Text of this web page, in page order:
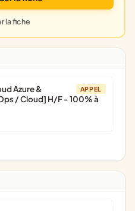
la fiche
APPEL
Azure &
/ Cloud] H/F - 100% à